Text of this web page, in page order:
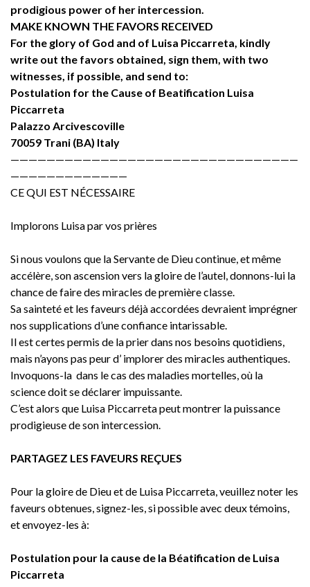
prodigious power of her intercession.
MAKE KNOWN THE FAVORS RECEIVED
For the glory of God and of Luisa Piccarreta, kindly
write out the favors obtained, sign them, with two
witnesses, if possible, and send to:
Postulation for the Cause of Beatification Luisa
Piccarreta
Palazzo Arcivescoville
70059 Trani (BA) Italy
————————————————————————————————
—————————————
CE QUI EST NÉCESSAIRE
Implorons Luisa par vos prières
Si nous voulons que la Servante de Dieu continue, et même
accélère, son ascension vers la gloire de l’autel, donnons-lui la
chance de faire des miracles de première classe.
Sa sainteté et les faveurs déjà accordées devraient imprégner
nos supplications d’une confiance intarissable.
Il est certes permis de la prier dans nos besoins quotidiens,
mais n’ayons pas peur d’ implorer des miracles authentiques.
Invoquons-la dans le cas des maladies mortelles, où la
science doit se déclarer impuissante.
C’est alors que Luisa Piccarreta peut montrer la puissance
prodigieuse de son intercession.
PARTAGEZ LES FAVEURS REÇUES
Pour la gloire de Dieu et de Luisa Piccarreta, veuillez noter les
faveurs obtenues, signez-les, si possible avec deux témoins,
et envoyez-les à:
Postulation pour la cause de la Béatification de Luisa
Piccarreta